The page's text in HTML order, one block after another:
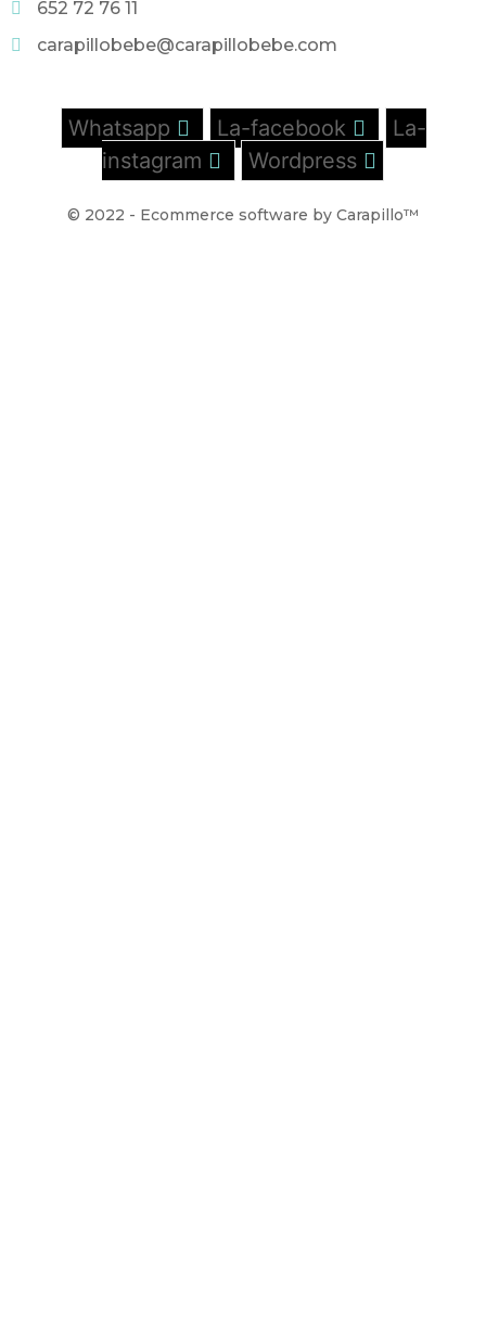
652 72 76 11
carapillobebe@carapillobebe.com
Whatsapp La-facebook
La-
instagram
Wordpress
© 2022 - Ecommerce software by Carapillo™